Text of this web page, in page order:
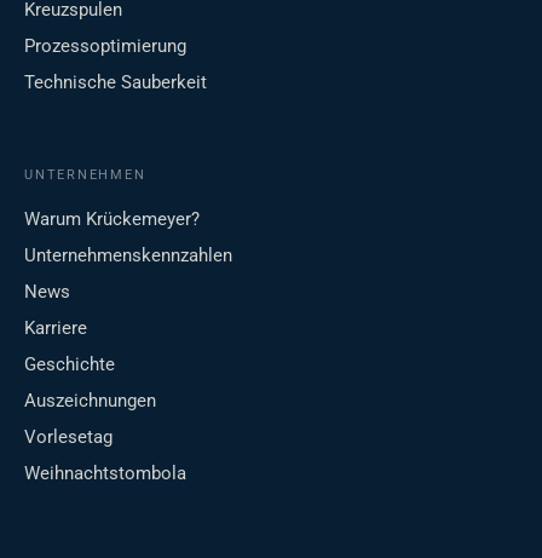
Kreuzspulen
Prozessoptimierung
Technische Sauberkeit
UNTERNEHMEN
Warum Krückemeyer?
Unternehmenskennzahlen
News
Karriere
Geschichte
Auszeichnungen
Vorlesetag
Weihnachtstombola